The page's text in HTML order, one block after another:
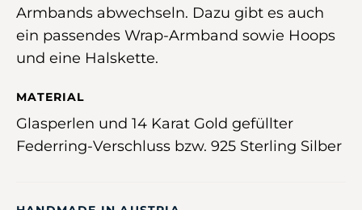
Armbands abwechseln. Dazu gibt es auch
ein passendes Wrap-Armband sowie Hoops
und eine Halskette.
MATERIAL
Glasperlen und 14 Karat Gold gefüllter
Federring-Verschluss bzw. 925 Sterling Silber